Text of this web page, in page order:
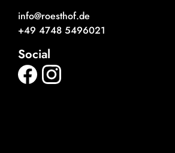
info@roesthof.de
+49 4748 5496021
Social